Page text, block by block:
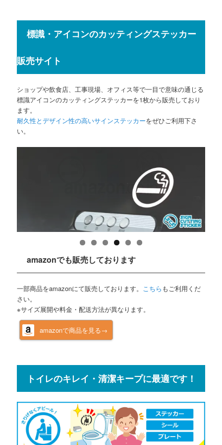
標識・アイコンのカッティングステッカー
販売サイト
ショップや飲食店、工事現場、オフィス等で一目で意味の通じる
標識アイコンのカッティングステッカーを1枚から販売しており
ます。
耐久性とデザイン性の高いサインステッカーをぜひご利用下さ
い。
amazonでも販売しております
一部商品をamazonにて販売しております。 こちら もご利用くだ
さい。
※サイズ展開や料金・配送方法が異なります。
amazonで商品を見る→
トイレのキレイ・清潔キープに最適です！